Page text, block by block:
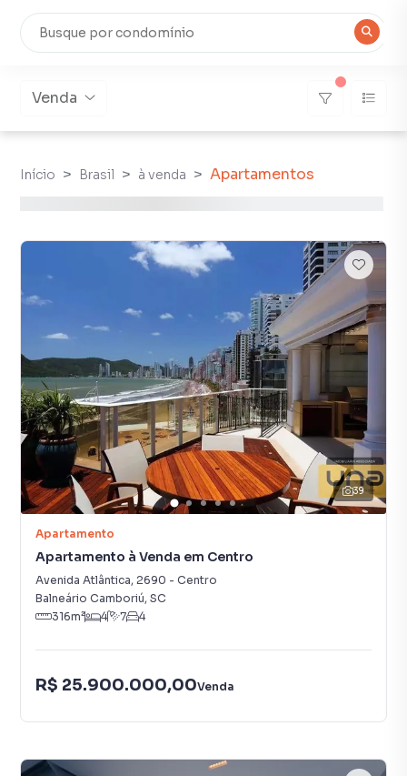
Venda
Início Brasil à venda Apartamentos
39
Apartamento
Apartamento à Venda em Centro
Avenida Atlântica, 2690 - Centro
Balneário Camboriú, SC
316m² 4 7 4
R$ 25.900.000,00Venda